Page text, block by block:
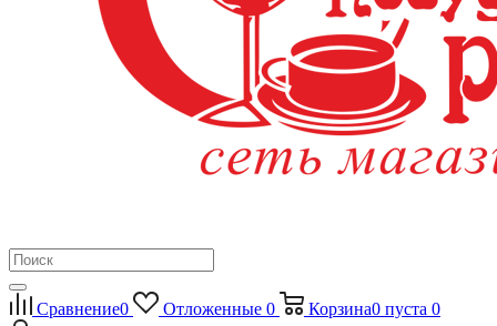
Сравнение0 Отложенные 0 Корзина0 пуста 0